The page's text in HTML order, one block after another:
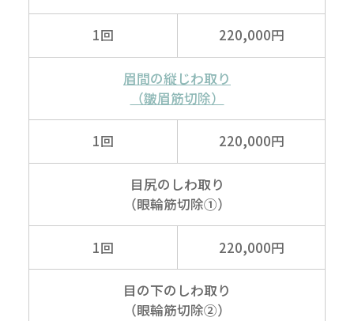
1回 220,000円
眉間の縦じわ取り
（皺眉筋切除）
1回 220,000円
目尻のしわ取り
（眼輪筋切除①）
1回 220,000円
目の下のしわ取り
（眼輪筋切除②）